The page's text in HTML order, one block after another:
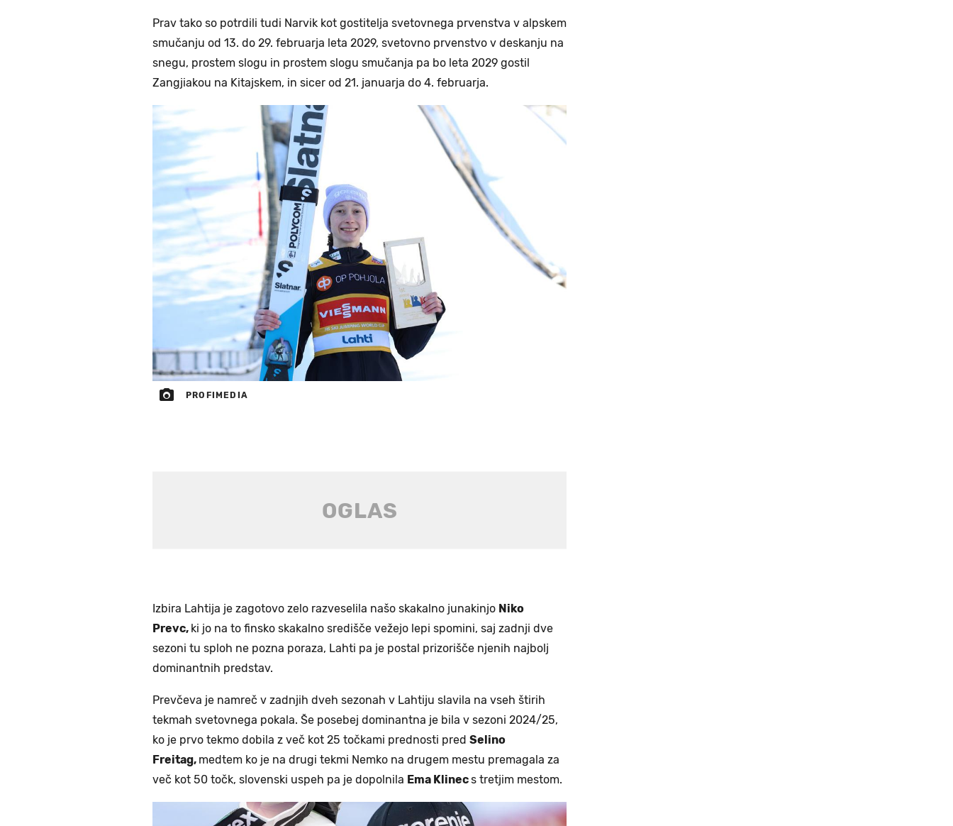
Prav tako so potrdili tudi Narvik kot gostitelja svetovnega prvenstva v alpskem
smučanju od 13. do 29. februarja leta 2029, svetovno prvenstvo v deskanju na
snegu, prostem slogu in prostem slogu smučanja pa bo leta 2029 gostil
Zangjiakou na Kitajskem, in sicer od 21. januarja do 4. februarja.
PROFIMEDIA
Izbira Lahtija je zagotovo zelo razveselila našo skakalno junakinjo Niko
Prevc, ki jo na to finsko skakalno središče vežejo lepi spomini, saj zadnji dve
sezoni tu sploh ne pozna poraza, Lahti pa je postal prizorišče njenih najbolj
dominantnih predstav.
Prevčeva je namreč v zadnjih dveh sezonah v Lahtiju slavila na vseh štirih
tekmah svetovnega pokala. Še posebej dominantna je bila v sezoni 2024/25,
ko je prvo tekmo dobila z več kot 25 točkami prednosti pred Selino
Freitag, medtem ko je na drugi tekmi Nemko na drugem mestu premagala za
več kot 50 točk, slovenski uspeh pa je dopolnila Ema Klinecs tretjim mestom.